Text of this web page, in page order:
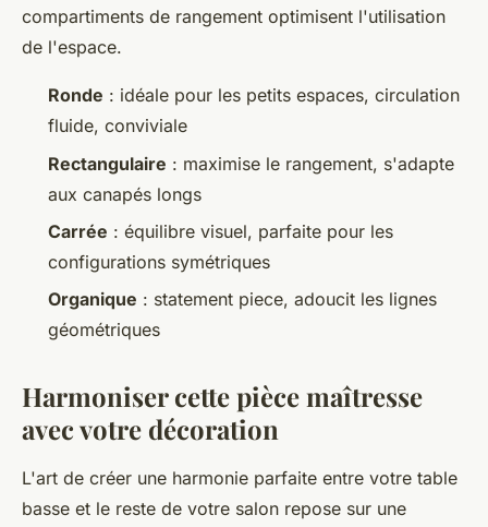
compartiments de rangement optimisent l'utilisation
de l'espace.
Ronde : idéale pour les petits espaces, circulation
fluide, conviviale
Rectangulaire : maximise le rangement, s'adapte
aux canapés longs
Carrée : équilibre visuel, parfaite pour les
configurations symétriques
Organique : statement piece, adoucit les lignes
géométriques
Harmoniser cette pièce maîtresse
avec votre décoration
L'art de créer une harmonie parfaite entre votre table
basse et le reste de votre salon repose sur une